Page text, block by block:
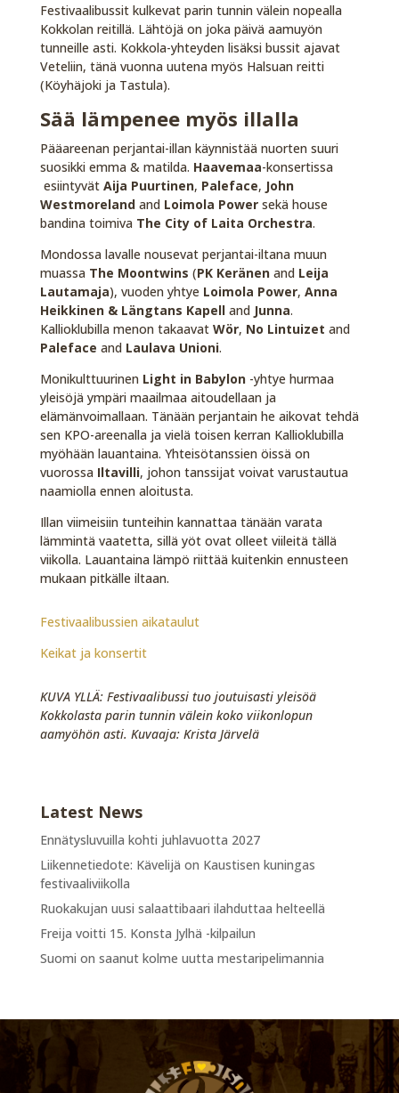
Festivaalibussit kulkevat parin tunnin välein nopealla
Kokkolan reitillä. Lähtöjä on joka päivä aamuyön
tunneille asti. Kokkola-yhteyden lisäksi bussit ajavat
Veteliin, tänä vuonna uutena myös Halsuan reitti
(Köyhäjoki ja Tastula).
Sää lämpenee myös illalla
Pääareenan perjantai-illan käynnistää nuorten suuri
suosikki emma & matilda. Haavemaa-konsertissa
esiintyvät Aija Puurtinen, Paleface, John
Westmoreland and Loimola Power sekä house
bandina toimiva The City of Laita Orchestra.
Mondossa lavalle nousevat perjantai-iltana muun
muassa The Moontwins (PK KeränenandLeija
Lautamaja), vuoden yhtye Loimola Power, Anna
Heikkinen & Längtans Kapelland Junna.
Kallioklubilla menon takaavat Wör, No Lintuizet and
Paleface and Laulava Unioni.
Monikulttuurinen Light in Babylon-yhtye hurmaa
yleisöjä ympäri maailmaa aitoudellaan ja
elämänvoimallaan. Tänään perjantain he aikovat tehdä
sen KPO-areenalla ja vielä toisen kerran Kallioklubilla
myöhään lauantaina. Yhteisötanssien öissä on
vuorossa Iltavilli, johon tanssijat voivat varustautua
naamiolla ennen aloitusta.
Illan viimeisiin tunteihin kannattaa tänään varata
lämmintä vaatetta, sillä yöt ovat olleet viileitä tällä
viikolla. Lauantaina lämpö riittää kuitenkin ennusteen
mukaan pitkälle iltaan.
Festivaalibussien aikataulut
Keikat ja konsertit
KUVA YLLÄ: Festivaalibussi tuo joutuisasti yleisöä
Kokkolasta parin tunnin välein koko viikonlopun
aamyöhön asti. Kuvaaja: Krista Järvelä
Latest News
Ennätysluvuilla kohti juhlavuotta 2027
Liikennetiedote: Kävelijä on Kaustisen kuningas
festivaaliviikolla
Ruokakujan uusi salaattibaari ilahduttaa helteellä
Freija voitti 15. Konsta Jylhä -kilpailun
Suomi on saanut kolme uutta mestaripelimannia